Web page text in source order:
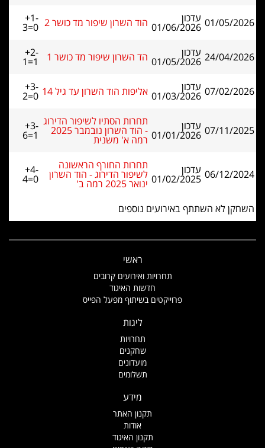
01/05/2026 עדכון
01/06/2026 הוד השרון שיפור מד כושר 2 +1-
3=0
24/04/2026 עדכון
01/05/2026 הד השרון שיפור מד כושר 1 +2-
1=1
07/02/2026 עדכון
01/03/2026 אליפות הוד השרון עד גיל 14 +3-
2=0
07/11/2025 עדכון
01/01/2026
תחרות הסתיו לשיפור הדירוג
- הוד השרון נובמבר 2025
רמה א' משנית
+3-
6=1
06/12/2024 עדכון
01/02/2025
תחרות החורף הראשונה
לשיפור הדירוג - הוד השרון
ינואר 2025 רמה ב'
+4-
4=0
השחקן לא השתתף באירועים נוספים
ראשי
תחרויות ואירועים קרובים
חדשות האיגוד
פרוייקטים בשיתוף מפעל הפייס
ליגות
תחרויות
שחקנים
מועדונים
תשלומים
מידע
תקנון האתר
אודות
תקנון האיגוד